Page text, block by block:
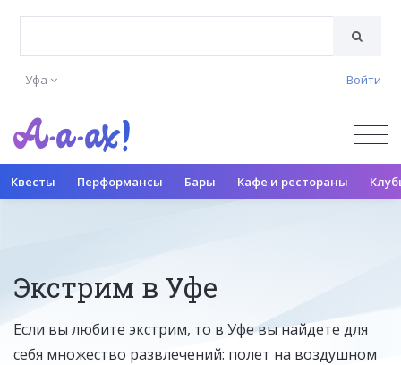
Уфа Войти
Квесты Перформансы Бары Кафе и рестораны
Экстрим в Уфе
Если вы любите экстрим, то в Уфе вы найдете для
себя множество развлечений: полет на воздушном